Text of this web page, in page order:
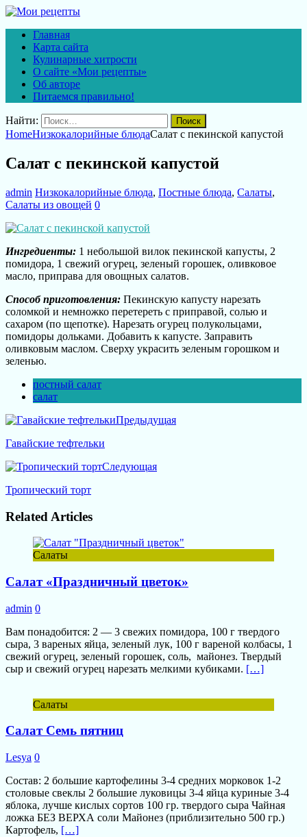
Главная
Карта сайта
Кулинарные хитрости
О сайте «Мои рецепты»
Об авторе
Питаемся правильно!
Найти:
HomeНизкокалорийные блюдаСалат с пекинской капустой
Салат с пекинской капустой
admin Низкокалорийные блюда, Постные блюда, Салаты,
Салаты из овощей 0
Ингредиенты: 1 небольшой вилок пекинской капусты, 2
помидора, 1 свежий огурец, зеленый горошек, оливковое
масло, приправа для овощных салатов.
Способ приготовления: Пекинскую капусту нарезать
соломкой и немножко перетереть с приправой, солью и
сахаром (по щепотке). Нарезать огурец полукольцами,
помидоры дольками. Добавить к капусте. Заправить
оливковым маслом. Сверху украсить зеленым горошком и
зеленью.
постный салат
салат
Предыдущая
Гавайские тефтельки
Следующая
Тропический торт
Related Articles
Салаты
Салат «Праздничный цветок»
admin 0
Вам понадобится: 2 — 3 свежих помидора, 100 г твердого
сыра, 3 вареных яйца, зеленый лук, 100 г вареной колбасы, 1
свежий огурец, зеленый горошек, соль, майонез. Твердый
сыр и свежий огурец нарезать мелкими кубиками. […]
Салаты
Салат Семь пятниц
Lesya 0
Состав: 2 большие картофелины 3-4 средних морковок 1-2
столовые свеклы 2 большие луковицы 3-4 яйца куриные 3-4
яблока, лучше кислых сортов 100 гр. твердого сыра Чайная
ложка БЕЗ ВЕРХА соли Майонез (приблизительно 500 гр.)
Картофель, […]